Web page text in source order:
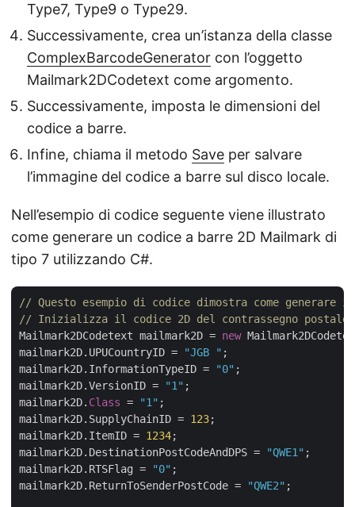
Type7, Type9 o Type29.
Successivamente, crea un’istanza della classe
ComplexBarcodeGenerator con l’oggetto
Mailmark2DCodetext come argomento.
Successivamente, imposta le dimensioni del
codice a barre.
Infine, chiama il metodo Save per salvare
l’immagine del codice a barre sul disco locale.
Nell’esempio di codice seguente viene illustrato
come generare un codice a barre 2D Mailmark di
tipo 7 utilizzando C#.
// Questo esempio di codice dimostra come generare
// Inizializza il codice 2D del contrassegno postale
Mailmark2DCodetext mailmark2D = new
mailmark2D.UPUCountryID =
"JGB " ;
mailmark2D.InformationTypeID =
"0" ;
mailmark2D.VersionID =
"1" ;
mailmark2D. Class = "1" ;
mailmark2D.SupplyChainID = 123;
mailmark2D.ItemID = 1234;
mailmark2D.DestinationPostCodeAndDPS =
"QWE1" ;
mailmark2D.RTSFlag =
"0" ;
mailmark2D.ReturnToSenderPostCode =
"QWE2" ;